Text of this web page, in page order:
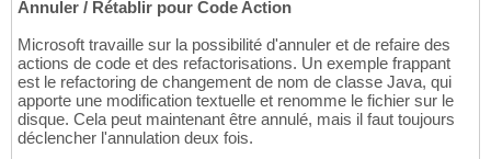
Annuler / Rétablir pour Code Action
Microsoft travaille sur la possibilité d'annuler et de refaire des
actions de code et des refactorisations. Un exemple frappant
est le refactoring de changement de nom de classe Java, qui
apporte une modification textuelle et renomme le fichier sur le
disque. Cela peut maintenant être annulé, mais il faut toujours
déclencher l'annulation deux fois.